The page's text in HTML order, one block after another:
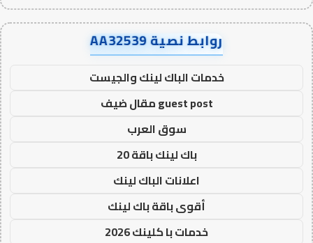
روابط نصية AA32539
خدمات الباك لينك والجيست
guest post مقال ضيف
سوق العرب
باك لينك باقة 20
اعلانات الباك لينك
أقوى باقة باك لينك
خدمات با كلينك 2026